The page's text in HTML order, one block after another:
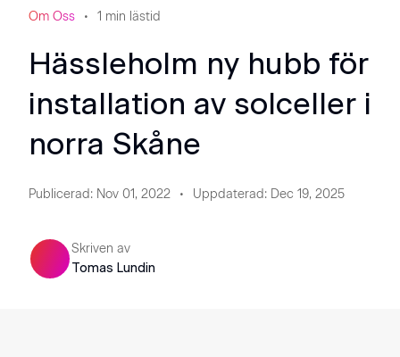
Om Oss 1 min lästid
Hässleholm ny hubb för
installation av solceller i
norra Skåne
Publicerad: Nov 01, 2022 Uppdaterad: Dec 19, 2025
Skriven av
Tomas Lundin